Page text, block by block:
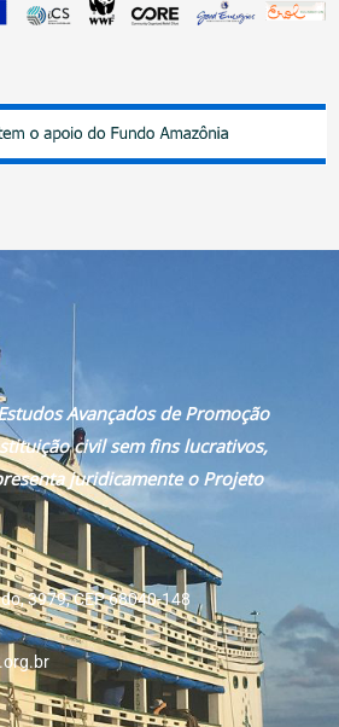
Avançados de Promoção
civil sem fins lucrativos,
juridicamente o Projeto
3979, CEP 68040-148